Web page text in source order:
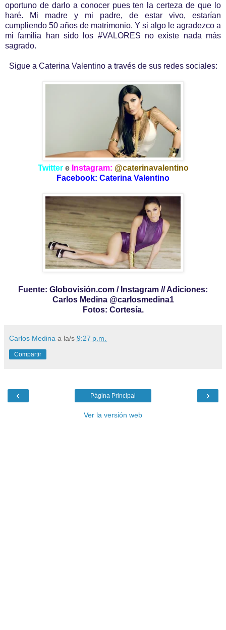
oportuno de darlo a conocer pues ten la certeza de que lo
haré. Mi madre y mi padre, de estar vivo, estarían
cumpliendo 50 años de matrimonio. Y si algo le agradezco a
mi familia han sido los #VALORES no existe nada más
sagrado.
Sigue a Caterina Valentino a través de sus redes sociales:
Twittere Instagram: @caterinavalentino
Facebook: Caterina Valentino
Fuente: Globovisión.com / Instagram // Adiciones:
Carlos Medina @carlosmedina1
Fotos: Cortesía.
Carlos Medina a la/s 9:27 p.m.
Compartir
‹ ›
Página Principal
Ver la versión web